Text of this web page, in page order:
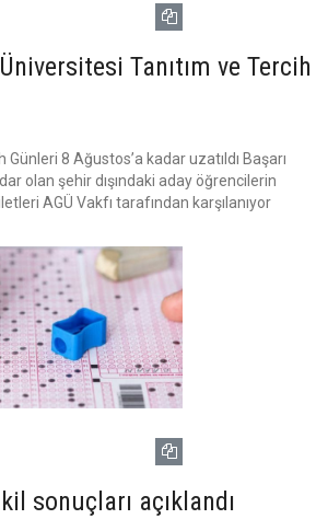
Tanıtım ve Tercih
Günleri 8 Ağustos’a kadar uzatıldı Başarı
olan şehir dışındaki aday öğrencilerin
AGÜ Vakfı tarafından karşılanıyor
sonuçları açıklandı